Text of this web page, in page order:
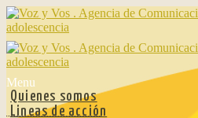
Ir
a
la
navegación
Ir
al
contenido
Menu
Quienes somos
Lineas de acción